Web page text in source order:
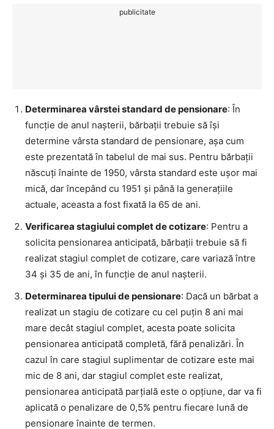
publicitate
Determinarea vârstei standard de pensionare: În
funcție de anul nașterii, bărbații trebuie să își
determine vârsta standard de pensionare, așa cum
este prezentată în tabelul de mai sus. Pentru bărbații
născuți înainte de 1950, vârsta standard este ușor mai
mică, dar începând cu 1951 și până la generațiile
actuale, aceasta a fost fixată la 65 de ani.
Verificarea stagiului complet de cotizare: Pentru a
solicita pensionarea anticipată, bărbații trebuie să fi
realizat stagiul complet de cotizare, care variază între
34 și 35 de ani, în funcție de anul nașterii.
Determinarea tipului de pensionare: Dacă un bărbat a
realizat un stagiu de cotizare cu cel puțin 8 ani mai
mare decât stagiul complet, acesta poate solicita
pensionarea anticipată completă, fără penalizări. În
cazul în care stagiul suplimentar de cotizare este mai
mic de 8 ani, dar stagiul complet este realizat,
pensionarea anticipată parțială este o opțiune, dar va fi
aplicată o penalizare de 0,5% pentru fiecare lună de
pensionare înainte de termen.